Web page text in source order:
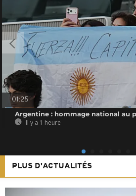
01:25
Argentine : hommage national au
Il y a 1 heure
PLUS D'ACTUALITÉS